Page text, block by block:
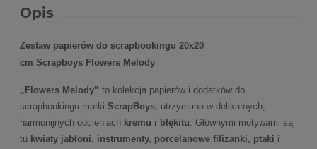
Opis
Zestaw papierów do scrapbookingu 20x20
cm Scrapboys Flowers Melody
„Flowers Melody” to kolekcja papierów i dodatków do
scrapbookingu marki ScrapBoys, utrzymana w delikatnych,
harmonijnych odcieniach kremu i błękitu. Głównymi motywami są
tu kwiaty jabłoni, instrumenty, porcelanowe filiżanki, ptaki i